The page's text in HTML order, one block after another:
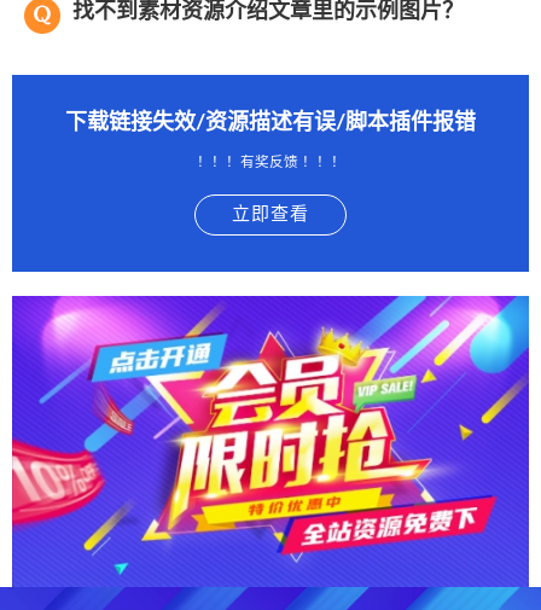
找不到素材资源介绍文章里的示例图片？
下载链接失效/资源描述有误/脚本插件报错
！！！有奖反馈 ！！！
立即查看